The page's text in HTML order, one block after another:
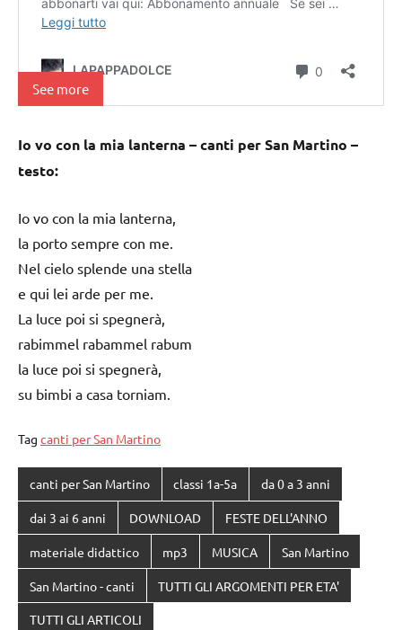
See more
Io vo con la mia lanterna – canti per San Martino –
testo:
Io vo con la mia lanterna,
la porto sempre con me.
Nel cielo splende una stella
e qui lei arde per me.
La luce poi si spegnerà,
rabimmel rabammel rabum
la luce poi si spegnerà,
su bimbi a casa torniam.
Tag canti per San Martino
canti per San Martino classi 1a-5a da 0 a 3 anni
dai 3 ai 6 anni DOWNLOAD FESTE DELL'ANNO
materiale didattico mp3 MUSICA San Martino
San Martino - canti TUTTI GLI ARGOMENTI PER ETA'
TUTTI GLI ARTICOLI